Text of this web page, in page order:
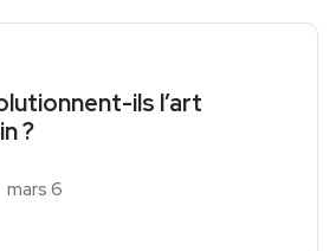
ils l’art
?
mars 6